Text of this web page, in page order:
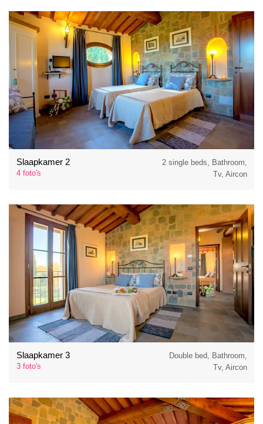
Slaapkamer 2
4 foto's
2 single beds, Bathroom,
Tv, Aircon
Slaapkamer 3
3 foto's
Double bed, Bathroom,
Tv, Aircon